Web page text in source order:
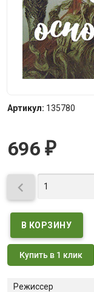
Артикул: 135780
696 ₽

Купить в 1 клик
Режиссер